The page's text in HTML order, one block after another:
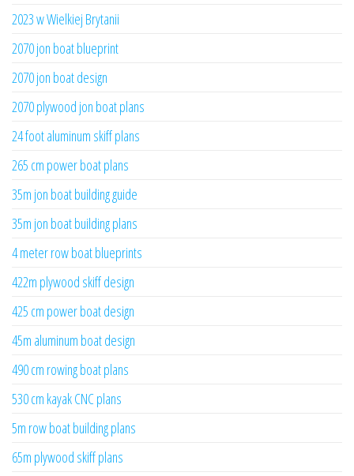
2023 w Wielkiej Brytanii
2070 jon boat blueprint
2070 jon boat design
2070 plywood jon boat plans
24 foot aluminum skiff plans
265 cm power boat plans
35m jon boat building guide
35m jon boat building plans
4 meter row boat blueprints
422m plywood skiff design
425 cm power boat design
45m aluminum boat design
490 cm rowing boat plans
530 cm kayak CNC plans
5m row boat building plans
65m plywood skiff plans